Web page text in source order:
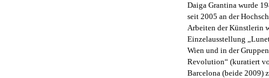
Daiga Grantina wurde
seit 2005 an der
Arbeiten der Künstlerin
Einzelausstellung
Wien und in der
Revolution“ (kuratiert
Barcelona (beide 2009)